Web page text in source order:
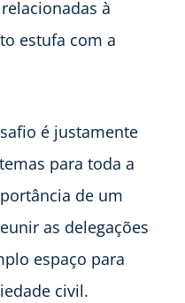
à
estufa com a
é justamente
para toda a
de um
as delegações
espaço para
civil.